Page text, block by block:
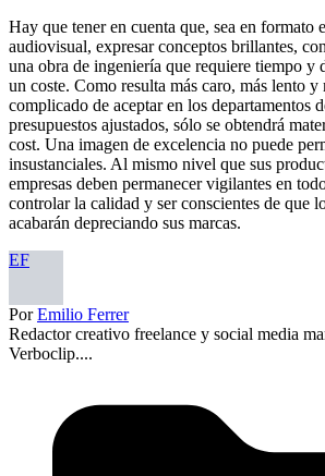
Hay que tener en cuenta que, sea en formato
audiovisual, expresar conceptos brillantes,
una obra de ingeniería que requiere tiempo y
un coste. Como resulta más caro, más lento y
complicado de aceptar en los departamentos
presupuestos ajustados, sólo se obtendrá
cost. Una imagen de excelencia no puede
insustanciales. Al mismo nivel que sus
empresas deben permanecer vigilantes en
controlar la calidad y ser conscientes de que
acabarán depreciando sus marcas.
EF
PorEmilio Ferrer
Redactor creativo freelance y social media
Verboclip....